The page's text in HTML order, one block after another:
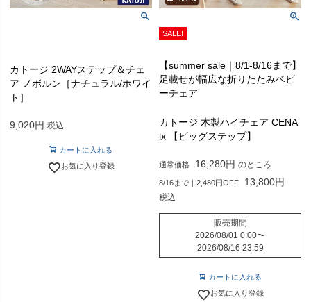
カトージ 2WAYステップ＆チェ
ア ノボルン［ナチュラル/ホワイ
ト］
9,020 税込
カートに入れる
お気に入り登録
SALE!
【summer sale｜8/1-8/16まで】
足載せが幅広な折りたたみベビ
ーチェア
カトージ 木製ハイチェア CENA
lx 【ビッグステップ】
通常価格 16,280 のところ
8/16まで｜2,480円OFF 13,800
税込
販売期間
2026/08/01 0:00〜
2026/08/16 23:59
カートに入れる
お気に入り登録